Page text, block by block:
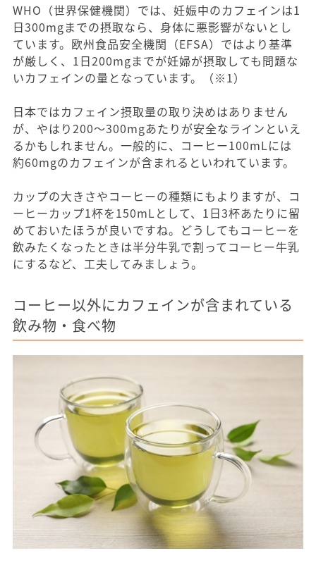
WHO（世界保健機関）では、妊娠中のカフェインは1
日300mgまでの摂取なら、身体に悪影響がないとし
ています。欧州食品安全機関（EFSA）ではより基準
が厳しく、1日200mgまでが妊婦が摂取しても問題な
いカフェインの量となっています。（※1）
日本ではカフェイン摂取量の取り決めはありません
が、やはり200～300mgあたりが安全なラインといえ
るかもしれません。一般的に、コーヒー100mLには
約60mgのカフェインが含まれるといわれています。
カップの大きさやコーヒーの種類にもよりますが、コ
ーヒーカップ1杯を150mLとして、1日3杯あたりに留
めておいたほうが良いですね。どうしてもコーヒーを
飲みたくなったときは半分牛乳で割ってコーヒー牛乳
にするなど、工夫してみましょう。
コーヒー以外にカフェインが含まれている
飲み物・食べ物